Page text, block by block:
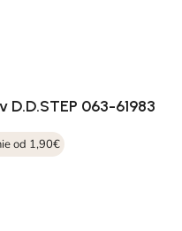
063-61983
od 1,90€